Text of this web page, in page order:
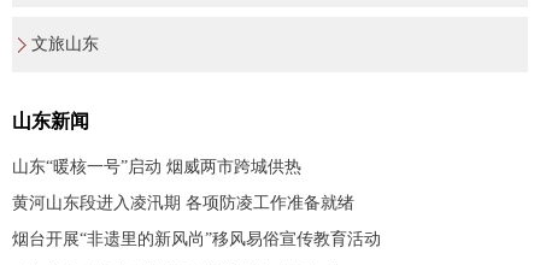
文旅山东
山东新闻
山东“暖核一号”启动 烟威两市跨城供热
黄河山东段进入凌汛期 各项防凌工作准备就绪
烟台开展“非遗里的新风尚”移风易俗宣传教育活动